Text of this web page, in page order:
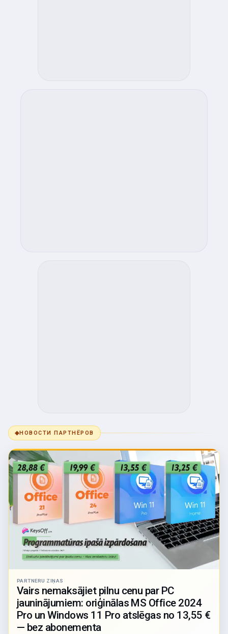
◆НОВОСТИ ПАРТНЁРОВ
PARTNERU ZIŅAS
Vairs nemaksājiet pilnu cenu par PC
jauninājumiem: oriģinālas MS Office 2024
Pro un Windows 11 Pro atslēgas no 13,55 €
— bez abonementa